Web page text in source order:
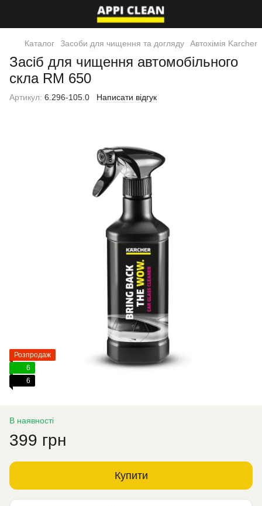
Каталог Засоби для чищення та догляду Автохімія Karcher
Засіб для чищення автомобільного
скла RM 650
Артикул: 6.296-105.0 Написати відгук
Розпродаж
6
6
В наявності
399 грн
Купити